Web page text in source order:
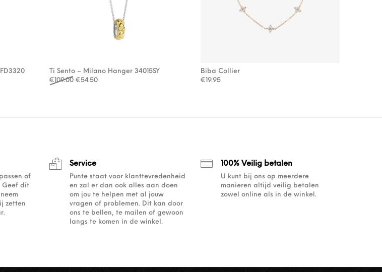
€97.00.
Ti Sento – Milano Hanger 34015SY
€109.00 Oorspronkelijke prijs was: €109.00.
€54.50Huidige prijs is: €54.50.
Biba Collier
€19.95
of
Geef dit
zetten
Service
Punte staat voor klanttevredenheid
en zal er dan ook alles aan doen
om jou te helpen met al jouw
vragen of problemen. Dit kan door
ons te bellen, te mailen of gewoon
langs te komen in de winkel.
100% Veilig betalen
U kunt bij ons op meerdere
manieren altijd veilig betalen
zowel online als in de winkel.